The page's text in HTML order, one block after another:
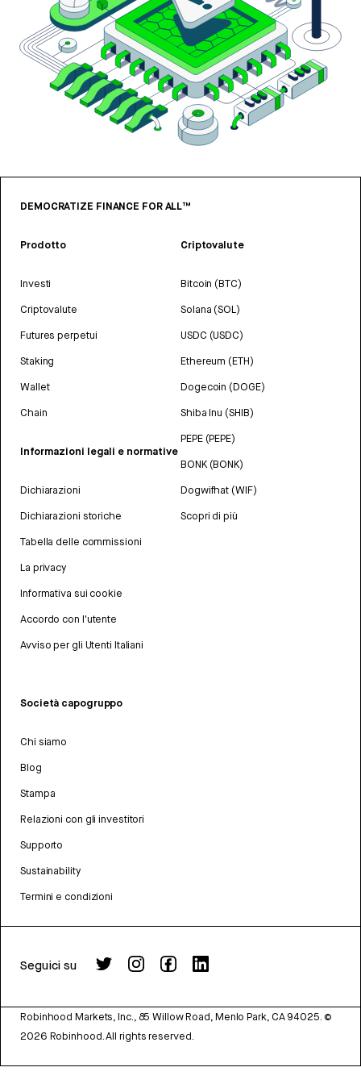
DEMOCRATIZE FINANCE FOR ALL™
Prodotto
Investi
Criptovalute
Futures perpetui
Staking
Wallet
Chain
Informazioni legali e normative
Dichiarazioni
Dichiarazioni storiche
Tabella delle commissioni
La privacy
Informativa sui cookie
Accordo con l'utente
Avviso per gli Utenti Italiani
Criptovalute
Bitcoin (BTC)
Solana (SOL)
USDC (USDC)
Ethereum (ETH)
Dogecoin (DOGE)
Shiba Inu (SHIB)
PEPE (PEPE)
BONK (BONK)
Dogwifhat (WIF)
Scopri di più
Società capogruppo
Chi siamo
Blog
Stampa
Relazioni con gli investitori
Supporto
Sustainability
Termini e condizioni
Seguici su
Robinhood Markets, Inc., 85 Willow Road, Menlo Park, CA 94025. ©
2026 Robinhood. All rights reserved.